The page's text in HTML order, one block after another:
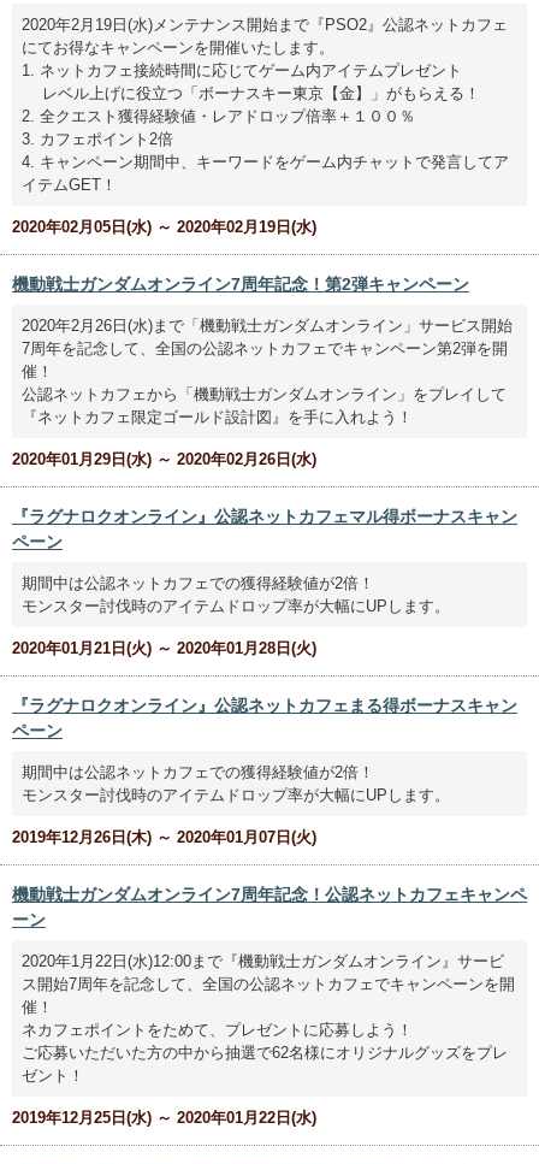
2020年2月19日(水)メンテナンス開始まで『PSO2』公認ネットカフェ
にてお得なキャンペーンを開催いたします。
1. ネットカフェ接続時間に応じてゲーム内アイテムプレゼント
レベル上げに役立つ「ボーナスキー東京【金】」がもらえる！
2. 全クエスト獲得経験値・レアドロップ倍率＋１００％
3. カフェポイント2倍
4. キャンペーン期間中、キーワードをゲーム内チャットで発言してア
イテムGET！
2020年02月05日(水) ～ 2020年02月19日(水)
機動戦士ガンダムオンライン7周年記念！第2弾キャンペーン
2020年2月26日(水)まで「機動戦士ガンダムオンライン」サービス開始
7周年を記念して、全国の公認ネットカフェでキャンペーン第2弾を開
催！
公認ネットカフェから「機動戦士ガンダムオンライン」をプレイして
『ネットカフェ限定ゴールド設計図』を手に入れよう！
2020年01月29日(水) ～ 2020年02月26日(水)
『ラグナロクオンライン』公認ネットカフェマル得ボーナスキャン
ペーン
期間中は公認ネットカフェでの獲得経験値が2倍！
モンスター討伐時のアイテムドロップ率が大幅にUPします。
2020年01月21日(火) ～ 2020年01月28日(火)
『ラグナロクオンライン』公認ネットカフェまる得ボーナスキャン
ペーン
期間中は公認ネットカフェでの獲得経験値が2倍！
モンスター討伐時のアイテムドロップ率が大幅にUPします。
2019年12月26日(木) ～ 2020年01月07日(火)
機動戦士ガンダムオンライン7周年記念！公認ネットカフェキャンペ
ーン
2020年1月22日(水)12:00まで『機動戦士ガンダムオンライン』サービ
ス開始7周年を記念して、全国の公認ネットカフェでキャンペーンを開
催！
ネカフェポイントをためて、プレゼントに応募しよう！
ご応募いただいた方の中から抽選で62名様にオリジナルグッズをプレ
ゼント！
2019年12月25日(水) ～ 2020年01月22日(水)